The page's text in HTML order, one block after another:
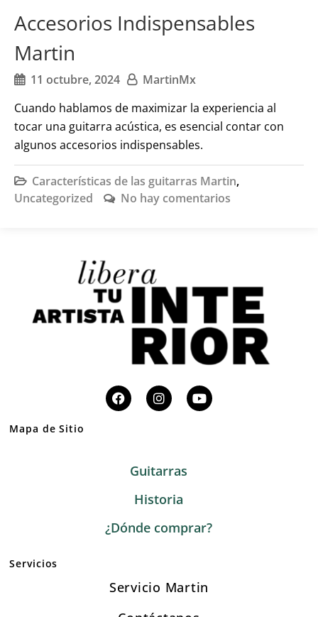
Accesorios Indispensables
Martin
11 octubre, 2024
MartinMx
Cuando hablamos de maximizar la experiencia al
tocar una guitarra acústica, es esencial contar con
algunos accesorios indispensables.
Características de las guitarras Martin,
Uncategorized
No hay comentarios
Mapa de Sitio
Guitarras
Historia
¿Dónde comprar?
Servicios
Servicio Martin